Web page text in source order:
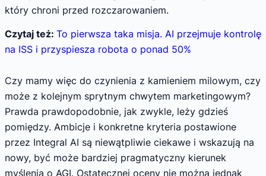
który chroni przed rozczarowaniem.
Czytaj też: To pierwsza taka misja. AI przejmuje kontrolę
na ISS i przyspiesza robota o ponad 50%
Czy mamy więc do czynienia z kamieniem milowym, czy
może z kolejnym sprytnym chwytem marketingowym?
Prawda prawdopodobnie, jak zwykle, leży gdzieś
pomiędzy. Ambicje i konkretne kryteria postawione
przez Integral AI są niewątpliwie ciekawe i wskazują na
nowy, być może bardziej pragmatyczny kierunek
myślenia o AGI. Ostatecznej oceny nie można jednak